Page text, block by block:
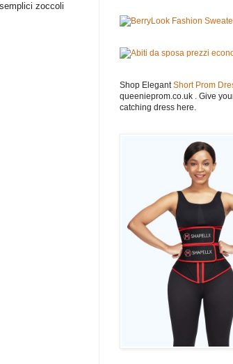
zoccoli
Shop ElegantShort Prom
queenieprom.co.uk . Give
catching dress here.